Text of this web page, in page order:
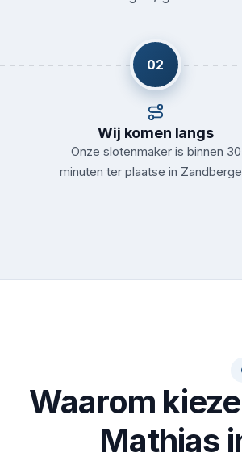
02
Wij komen langs
Onze slotenmaker is binnen 30
minuten ter plaatse in
Waarom
Mathias